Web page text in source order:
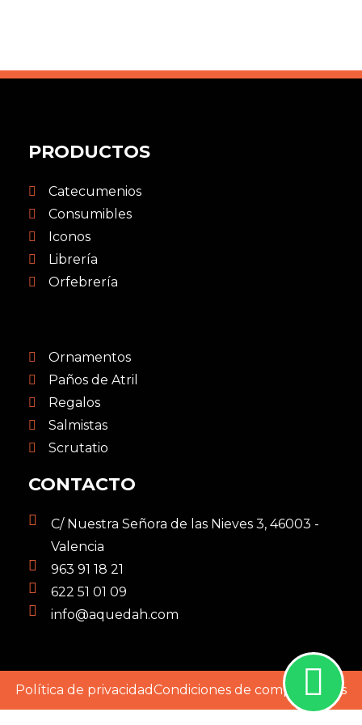
PRODUCTOS
Catecumenios
Consumibles
Iconos
Librería
Orfebrería
Ornamentos
Paños de Atril
Regalos
Salmistas
Scrutatio
CONTACTO
C/ Nuestra Señora de las Nieves 3, 46003 -
Valencia
963 91 18 21
622 51 01 09
info@aquedah.com
Política de privacidadCondiciones de compra Envíos